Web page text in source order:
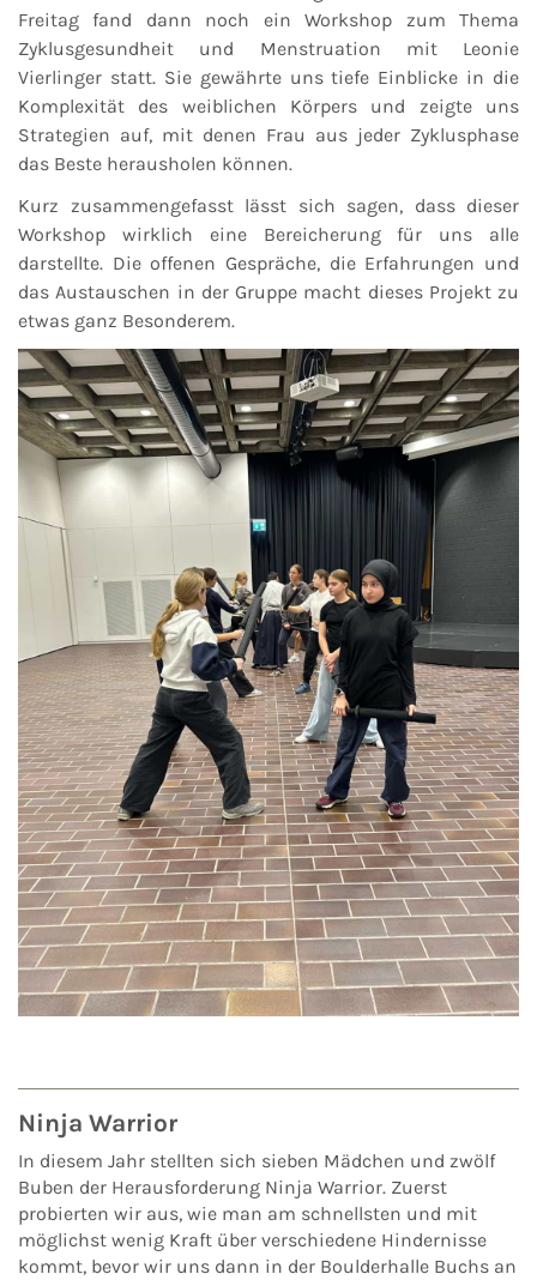
Freitag fand dann noch ein Workshop zum Thema
Zyklusgesundheit und Menstruation mit Leonie
Vierlinger statt. Sie gewährte uns tiefe Einblicke in die
Komplexität des weiblichen Körpers und zeigte uns
Strategien auf, mit denen Frau aus jeder Zyklusphase
das Beste herausholen können.
Kurz zusammengefasst lässt sich sagen, dass dieser
Workshop wirklich eine Bereicherung für uns alle
darstellte. Die offenen Gespräche, die Erfahrungen und
das Austauschen in der Gruppe macht dieses Projekt zu
etwas ganz Besonderem.
Ninja Warrior
In diesem Jahr stellten sich sieben Mädchen und zwölf
Buben der Herausforderung Ninja Warrior. Zuerst
probierten wir aus, wie man am schnellsten und mit
möglichst wenig Kraft über verschiedene Hindernisse
kommt, bevor wir uns dann in der Boulderhalle Buchs an